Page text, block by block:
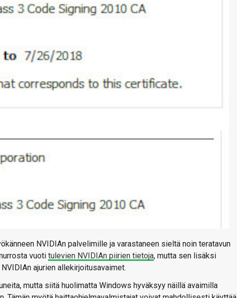
NVIDIAn palvelimille ja varastaneen sieltä noin teratavun
vuoti tulevien NVIDIAn piirien tietoja, mutta sen lisäksi
ajurien allekirjoitusavaimet.
mutta siitä huolimatta Windows hyväksyy näillä avaimilla